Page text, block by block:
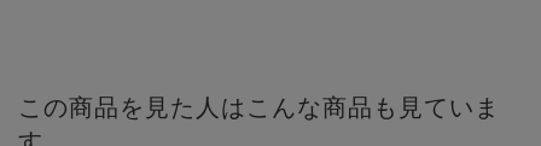
この商品を見た人はこんな商品も見ていま